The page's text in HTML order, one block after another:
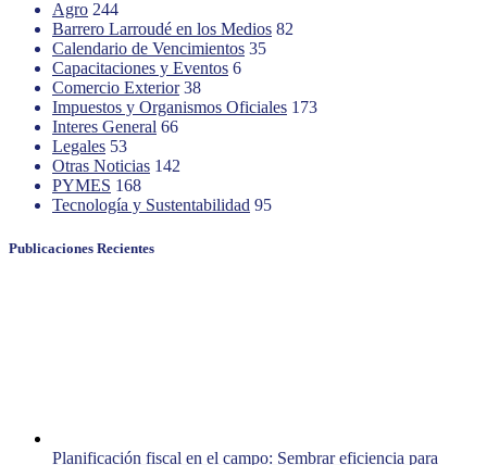
Agro 244
Barrero Larroudé en los Medios 82
Calendario de Vencimientos 35
Capacitaciones y Eventos 6
Comercio Exterior 38
Impuestos y Organismos Oficiales 173
Interes General 66
Legales 53
Otras Noticias 142
PYMES 168
Tecnología y Sustentabilidad 95
Publicaciones Recientes
Planificación fiscal en el campo: Sembrar eficiencia para